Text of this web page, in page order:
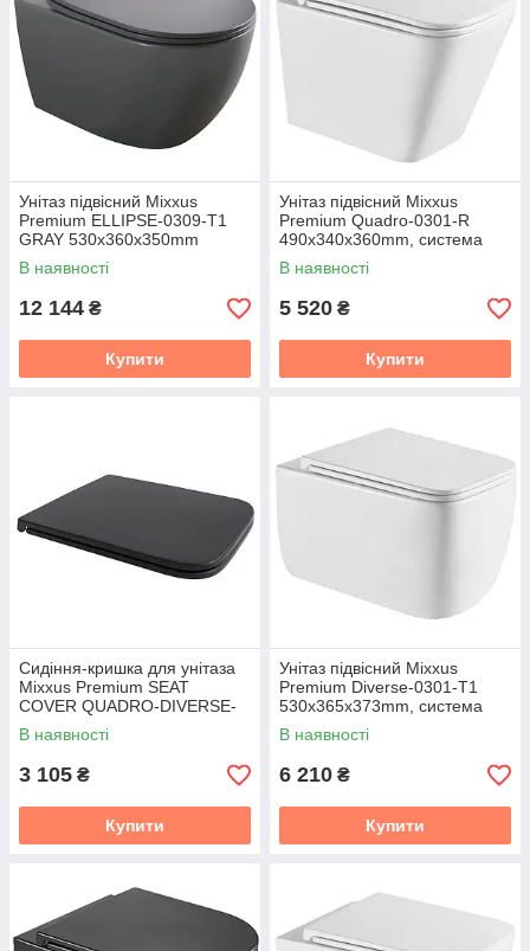
Унітаз підвісний Mixxus
Premium ELLIPSE-0309-T1
GRAY 530x360x350mm
система змиву TORNADO 1.0
(MP6655)
В наявності
12 144 ₴
Купити
Унітаз підвісний Mixxus
Premium Quadro-0301-R
490x340x360mm, система
змиву Rimless (MP6452)
В наявності
5 520 ₴
Купити
Сидіння-кришка для унітаза
Mixxus Premium SEAT
COVER QUADRO-DIVERSE-
2001 BLACK з мікроліфтом
448х357х37mm (MP6614)
В наявності
3 105 ₴
Купити
Унітаз підвісний Mixxus
Premium Diverse-0301-T1
530x365x373mm, система
змиву Tornado 1.0 (MP6477)
В наявності
6 210 ₴
Купити